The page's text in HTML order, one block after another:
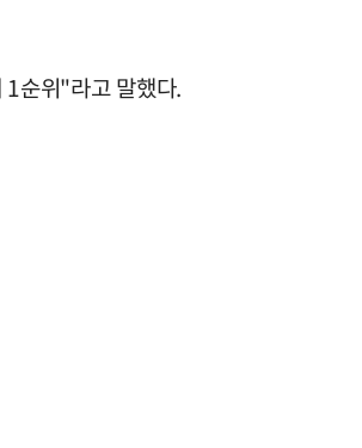
순위"라고 말했다.